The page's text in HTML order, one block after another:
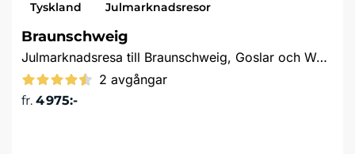
Tyskland Julmarknadsresor
Braunschweig
Julmarknadsresa till Braunschweig, Goslar och Wernigerode
2 avgångar
fr. 4 975:-